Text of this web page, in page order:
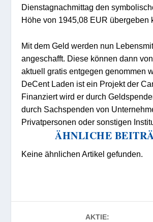
Dienstagnachmittag den
Höhe von 1945,08 EUR übergeben
Mit dem Geld werden nun
angeschafft. Diese können dann
aktuell gratis entgegen genommen
DeCent Laden ist ein Projekt der
Finanziert wird er durch
durch Sachspenden von
Privatpersonen oder sonstigen
ÄHNLICHE
Keine ähnlichen Artikel gefunden.
AKTIE: